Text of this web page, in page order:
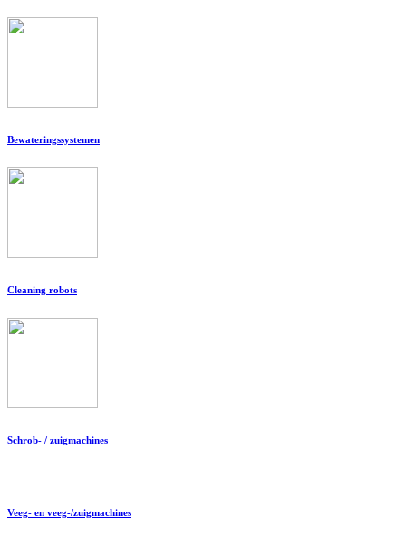
Bewateringssystemen
Cleaning robots
Schrob- / zuigmachines
Veeg- en veeg-/zuigmachines